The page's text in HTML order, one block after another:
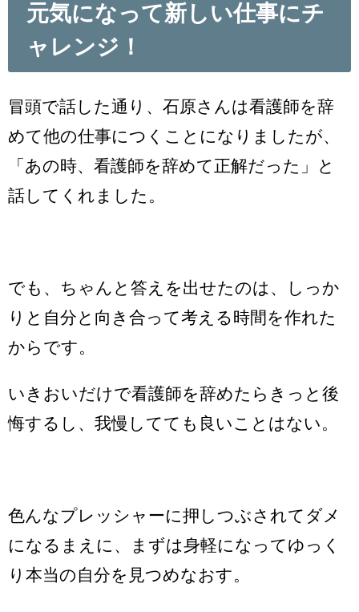
元気になって新しい仕事にチ
ャレンジ！
冒頭で話した通り、石原さんは看護師を辞
めて他の仕事につくことになりましたが、
「あの時、看護師を辞めて正解だった」と
話してくれました。
でも、ちゃんと答えを出せたのは、しっか
りと自分と向き合って考える時間を作れた
からです。
いきおいだけで看護師を辞めたらきっと後
悔するし、我慢してても良いことはない。
色んなプレッシャーに押しつぶされてダメ
になるまえに、まずは身軽になってゆっく
り本当の自分を見つめなおす。